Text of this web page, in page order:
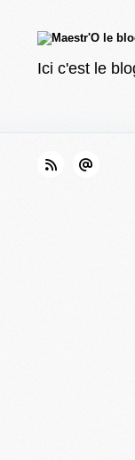
Ici c'est le